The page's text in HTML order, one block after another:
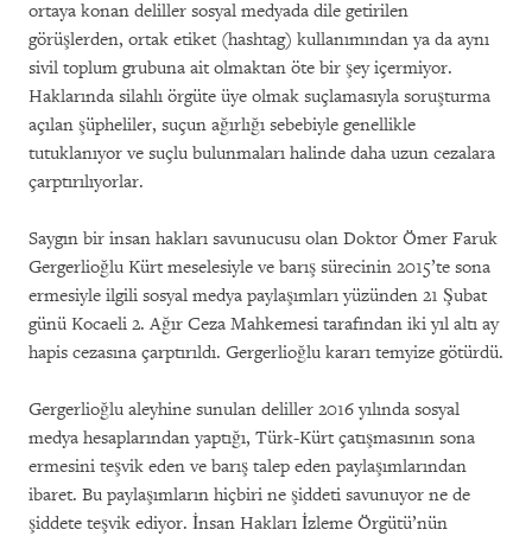
ortaya konan deliller sosyal medyada dile getirilen
görüşlerden, ortak etiket (hashtag) kullanımından ya da aynı
sivil toplum grubuna ait olmaktan öte bir şey içermiyor.
Haklarında silahlı örgüte üye olmak suçlamasıyla soruşturma
açılan şüpheliler, suçun ağırlığı sebebiyle genellikle
tutuklanıyor ve suçlu bulunmaları halinde daha uzun cezalara
çarptırılıyorlar.
Saygın bir insan hakları savunucusu olan Doktor Ömer Faruk
Gergerlioğlu Kürt meselesiyle ve barış sürecinin 2015’te sona
ermesiyle ilgili sosyal medya paylaşımları yüzünden 21 Şubat
günü Kocaeli 2. Ağır Ceza Mahkemesi tarafından iki yıl altı ay
hapis cezasına çarptırıldı. Gergerlioğlu kararı temyize götürdü.
Gergerlioğlu aleyhine sunulan deliller 2016 yılında sosyal
medya hesaplarından yaptığı, Türk-Kürt çatışmasının sona
ermesini teşvik eden ve barış talep eden paylaşımlarından
ibaret. Bu paylaşımların hiçbiri ne şiddeti savunuyor ne de
şiddete teşvik ediyor. İnsan Hakları İzleme Örgütü’nün